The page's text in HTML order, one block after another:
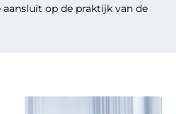
op de praktijk van de